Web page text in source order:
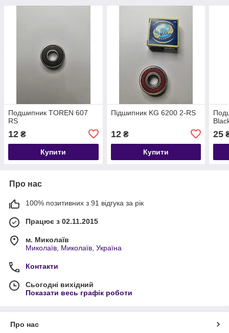
Подшипник TOREN 607
RS
12 ₴
Купити
Підшипник KG 6200 2-RS
12₴
Купити
25
Про нас
100% позитивних з 91 відгука за рік
Працює з 02.11.2015
м. Миколаїв
Миколаїв, Миколаїв, Україна
Контакти
Сьогодні вихідний
Показати весь графік роботи
Про нас